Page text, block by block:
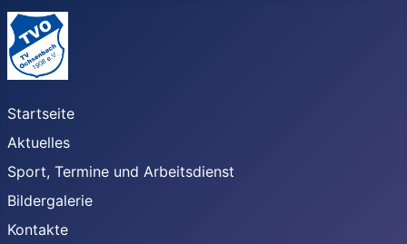
Startseite
Aktuelles
Sport, Termine und Arbeitsdienst
Bildergalerie
Kontakte